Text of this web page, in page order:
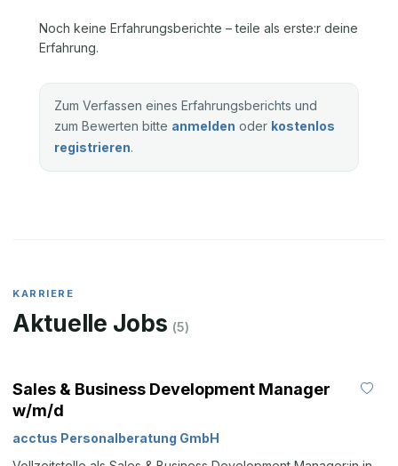
Noch keine Erfahrungsberichte – teile als erste:r deine
Erfahrung.
Zum Verfassen eines Erfahrungsberichts und
zum Bewerten bitte anmelden oder kostenlos
registrieren.
KARRIERE
Aktuelle Jobs (5)
Sales & Business Development Manager
w/m/d
acctus Personalberatung GmbH